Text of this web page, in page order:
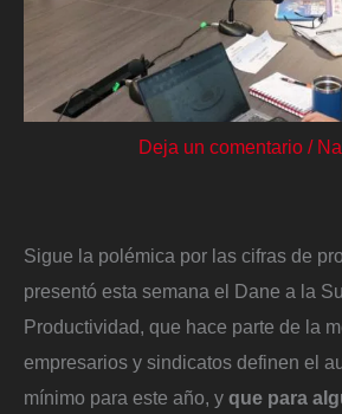
Deja un comentario /
Sigue la polémica por las cifras de
presentó esta semana el Dane a la
Productividad, que hace parte de la
empresarios y sindicatos definen el
mínimo para este año, y que para